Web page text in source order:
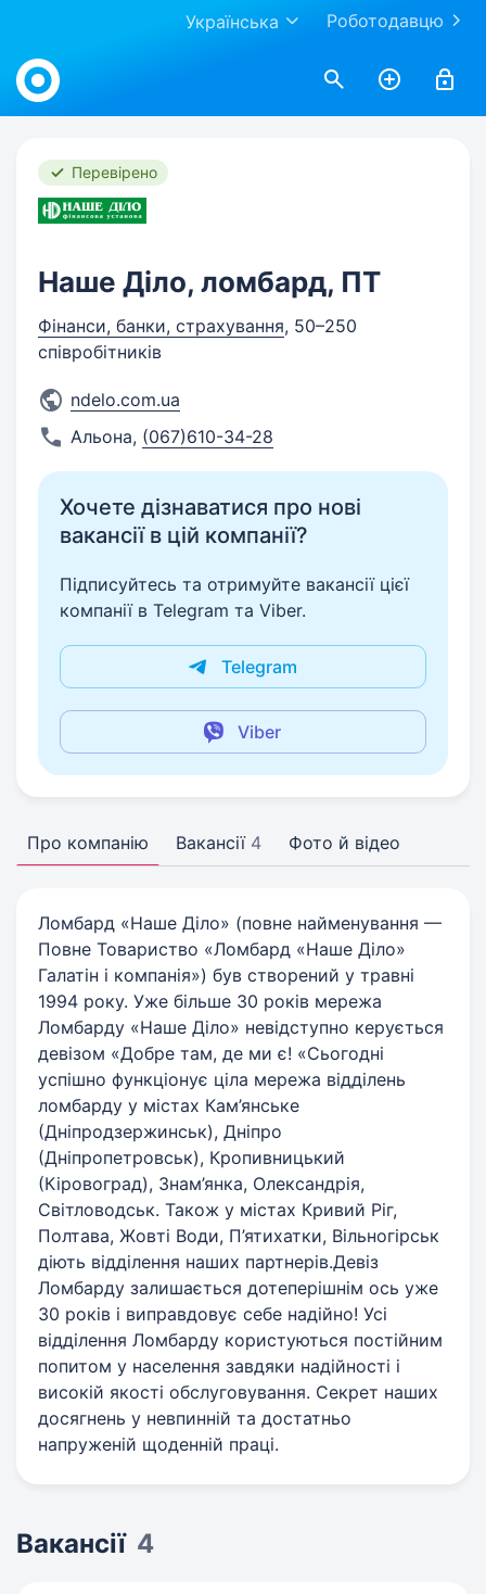
Роботодавцю
Українська
Work.ua
Перевірено
Наше Діло, ломбард, ПТ
Фінанси, банки, страхування, 50–250
співробітників
ndelo.com.ua
Альона, (067)610-34-28
Хочете дізнаватися про нові
вакансії в цій компанії?
Підписуйтесь та отримуйте вакансії цієї
компанії в Telegram та Viber.
Telegram
Viber
Про компанію Вакансії 4 Фото й відео
Ломбард «Наше Діло» (повне найменування —
Повне Товариство «Ломбард «Наше Діло»
Галатін і компанія») був створений у травні
1994 року. Уже більше 30 років мережа
Ломбарду «Наше Діло» невідступно керується
девізом «Добре там, де ми є! «Сьогодні
успішно функціонує ціла мережа відділень
ломбарду у містах Кам’янське
(Дніпродзержинськ), Дніпро
(Дніпропетровськ), Кропивницький
(Кіровоград), Знам’янка, Олександрія,
Світловодськ. Також у містах Кривий Ріг,
Полтава, Жовті Води, П’ятихатки, Вільногірськ
діють відділення наших партнерів.Девіз
Ломбарду залишається дотеперішнім ось уже
30 років і виправдовує себе надійно! Усі
відділення Ломбарду користуються постійним
попитом у населення завдяки надійності і
високій якості обслуговування. Секрет наших
досягнень у невпинній та достатньо
напруженій щоденній праці.
Вакансії 4